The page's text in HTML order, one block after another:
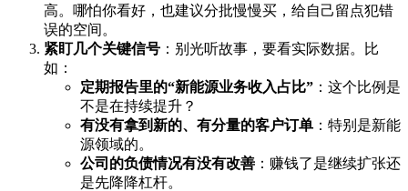
高。哪怕你看好，也建议分批慢慢买，给自己留点犯错
误的空间。
紧盯几个关键信号 ：别光听故事，要看实际数据。比
如：
定期报告里的“新能源业务收入占比” ：这个比例是
不是在持续提升？
有没有拿到新的、有分量的客户订单 ：特别是新能
源领域的。
公司的负债情况有没有改善 ：赚钱了是继续扩张还
是先降降杠杆。